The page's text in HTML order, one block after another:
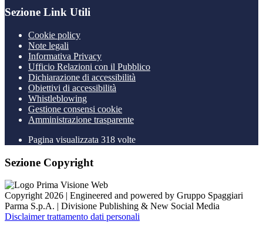
Sezione Link Utili
Cookie policy
Note legali
Informativa Privacy
Ufficio Relazioni con il Pubblico
Dichiarazione di accessibilità
Obiettivi di accessibilità
Whistleblowing
Gestione consensi cookie
Amministrazione trasparente
Pagina visualizzata 318 volte
Sezione Copyright
Copyright 2026 | Engineered and powered by Gruppo Spaggiari
Parma S.p.A. | Divisione Publishing & New Social Media
Disclaimer trattamento dati personali